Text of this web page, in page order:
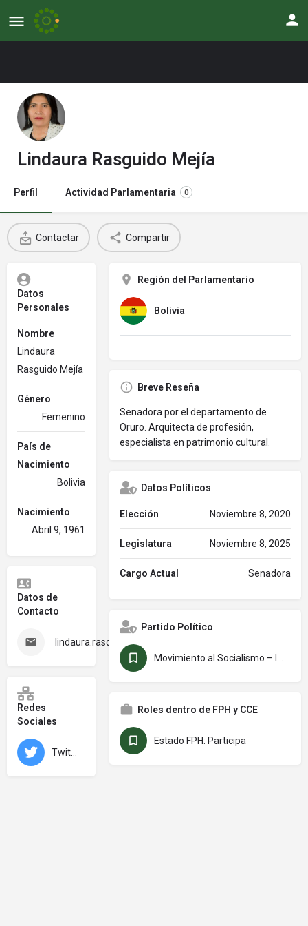
Lindaura Rasguido Mejía
Perfil Actividad Parlamentaria 0
Contactar Compartir
Datos
Personales
Nombre
Lindaura
Rasguido Mejía
Género
Femenino
País de
Nacimiento
Bolivia
Nacimiento
Abril 9, 1961
Datos de
Contacto
lindaura.rasquido@senado.gob.bo
Redes
Sociales
Región del Parlamentario
Bolivia
Breve Reseña
Senadora por el departamento de
Oruro. Arquitecta de profesión,
especialista en patrimonio cultural.
Datos Políticos
Elección Noviembre 8, 2020
Legislatura Noviembre 8, 2025
Cargo Actual Senadora
Partido Político
Roles dentro de FPH y CCE
Estado FPH: Participa